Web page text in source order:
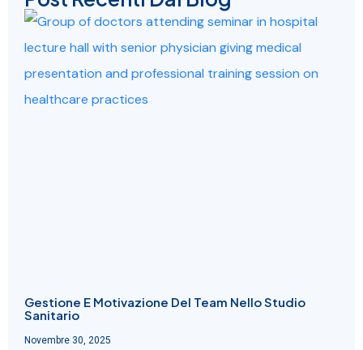
Gestione E Motivazione Del Team Nello Studio
Sanitario
Novembre 30, 2025